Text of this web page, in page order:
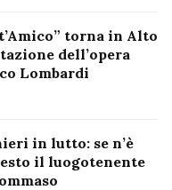
torna in Alto
dell’opera
Lombardi
in lutto: se n’è
il luogotenente